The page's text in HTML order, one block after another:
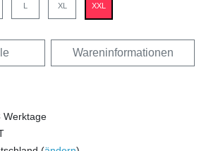
L XL XXL
Wareninformationen
Werktage